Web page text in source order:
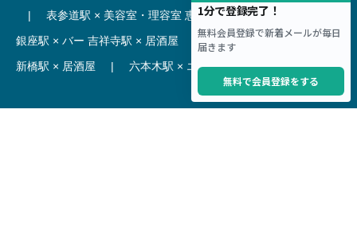
|
表参道駅 × 美容室・理容室 恵比寿駅 × レストラン
銀座駅 × バー 吉祥寺駅 × 居酒屋
麻布十番駅 × レストラン
新橋駅 × 居酒屋
| 六本木駅 × エステ・マッサージ・サロン